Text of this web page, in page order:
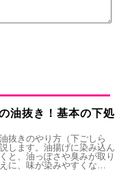
油抜き！基本の下処
抜きのやり方（下ごしら
します。油揚げに染み込ん
と、油っぽさや臭みが取り
に、味が染みやすくな…